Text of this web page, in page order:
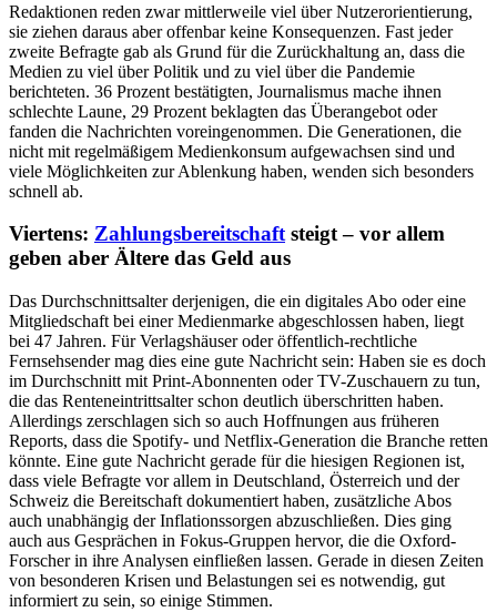
Redaktionen reden zwar mittlerweile viel über Nutzerorientierung,
sie ziehen daraus aber offenbar keine Konsequenzen. Fast jeder
zweite Befragte gab als Grund für die Zurückhaltung an, dass die
Medien zu viel über Politik und zu viel über die Pandemie
berichteten. 36 Prozent bestätigten, Journalismus mache ihnen
schlechte Laune, 29 Prozent beklagten das Überangebot oder
fanden die Nachrichten voreingenommen. Die Generationen, die
nicht mit regelmäßigem Medienkonsum aufgewachsen sind und
viele Möglichkeiten zur Ablenkung haben, wenden sich besonders
schnell ab.
Viertens: Zahlungsbereitschaftsteigt – vor allem
geben aber Ältere das Geld aus
Das Durchschnittsalter derjenigen, die ein digitales Abo oder eine
Mitgliedschaft bei einer Medienmarke abgeschlossen haben, liegt
bei 47 Jahren. Für Verlagshäuser oder öffentlich-rechtliche
Fernsehsender mag dies eine gute Nachricht sein: Haben sie es doch
im Durchschnitt mit Print-Abonnenten oder TV-Zuschauern zu tun,
die das Renteneintrittsalter schon deutlich überschritten haben.
Allerdings zerschlagen sich so auch Hoffnungen aus früheren
Reports, dass die Spotify- und Netflix-Generation die Branche retten
könnte. Eine gute Nachricht gerade für die hiesigen Regionen ist,
dass viele Befragte vor allem in Deutschland, Österreich und der
Schweiz die Bereitschaft dokumentiert haben, zusätzliche Abos
auch unabhängig der Inflationssorgen abzuschließen. Dies ging
auch aus Gesprächen in Fokus-Gruppen hervor, die die Oxford-
Forscher in ihre Analysen einfließen lassen. Gerade in diesen Zeiten
von besonderen Krisen und Belastungen sei es notwendig, gut
informiert zu sein, so einige Stimmen.